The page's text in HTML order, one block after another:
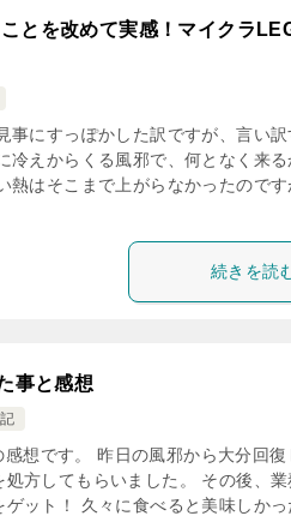
とを改めて実感！マイクラ
事にすっぽかした訳ですが、言い
冷えからくる風邪で、何となく来る
熱はそこまで上がらなかったので
続きを読
事と感想
想です。 昨日の風邪から大分回復
方してもらいました。 その後、
ゲット！ 久々に食べると美味しか